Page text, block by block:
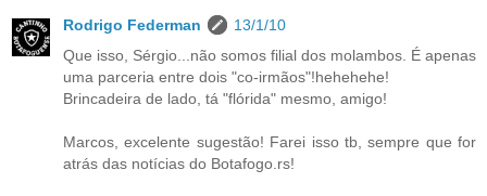
Rodrigo Federman
13/1/10
Que isso, Sérgio...não somos filial dos molambos. É apenas
uma parceria entre dois "co-irmãos"!hehehehe!
Brincadeira de lado, tá "flórida" mesmo, amigo!
Marcos, excelente sugestão! Farei isso tb, sempre que for
atrás das notícias do Botafogo.rs!